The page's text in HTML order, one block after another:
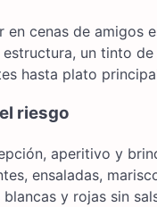
en cenas de
un tinto
hasta plato
riesgo
aperitivo y
ensaladas,
blancas y rojas sin